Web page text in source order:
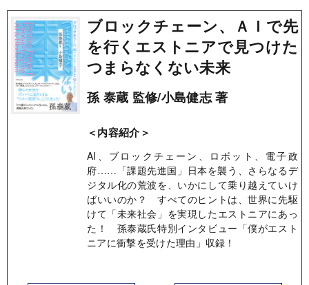
ブロックチェーン、ＡＩで先
を行くエストニアで見つけた
つまらなくない未来
孫 泰蔵 監修/小島健志 著
＜内容紹介＞
AI、ブロックチェーン、ロボット、電子政
府……「課題先進国」日本を襲う、さらなるデ
ジタル化の荒波を、いかにして乗り越えていけ
ばいいのか？ すべてのヒントは、世界に先駆
けて「未来社会」を実現したエストニアにあっ
た！ 孫泰蔵氏特別インタビュー「僕がエスト
ニアに衝撃を受けた理由」収録！